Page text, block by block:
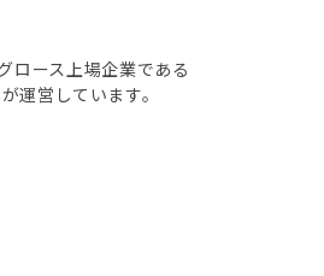
ロース上場企業である
営しています。